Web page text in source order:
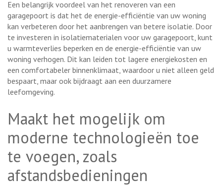
Een belangrijk voordeel van het renoveren van een
garagepoort is dat het de energie-efficiëntie van uw woning
kan verbeteren door het aanbrengen van betere isolatie. Door
te investeren in isolatiematerialen voor uw garagepoort, kunt
u warmteverlies beperken en de energie-efficiëntie van uw
woning verhogen. Dit kan leiden tot lagere energiekosten en
een comfortabeler binnenklimaat, waardoor u niet alleen geld
bespaart, maar ook bijdraagt aan een duurzamere
leefomgeving.
Maakt het mogelijk om
moderne technologieën toe
te voegen, zoals
afstandsbedieningen